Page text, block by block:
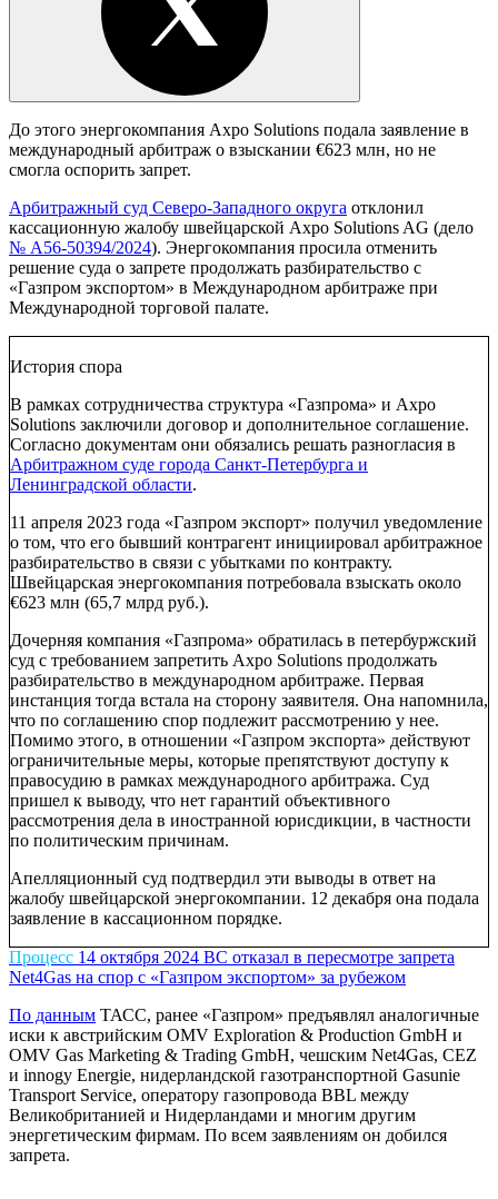
До этого энергокомпания Axpo Solutions подала заявление в
международный арбитраж о взыскании €623 млн, но не
смогла оспорить запрет.
Арбитражный суд Северо-Западного округа отклонил
кассационную жалобу швейцарской Axpo Solutions AG (дело
№ А56-50394/2024). Энергокомпания просила отменить
решение суда о запрете продолжать разбирательство с
«Газпром экспортом» в Международном арбитраже при
Международной торговой палате.
История спора
В рамках сотрудничества структура «Газпрома» и Axpo
Solutions заключили договор и дополнительное соглашение.
Согласно документам они обязались решать разногласия в
Арбитражном суде города Санкт-Петербурга и
Ленинградской области.
11 апреля 2023 года «Газпром экспорт» получил уведомление
о том, что его бывший контрагент инициировал арбитражное
разбирательство в связи с убытками по контракту.
Швейцарская энергокомпания потребовала взыскать около
€623 млн (65,7 млрд руб.).
Дочерняя компания «Газпрома» обратилась в петербуржский
суд с требованием запретить Axpo Solutions продолжать
разбирательство в международном арбитраже. Первая
инстанция тогда встала на сторону заявителя. Она напомнила,
что по соглашению спор подлежит рассмотрению у нее.
Помимо этого, в отношении «Газпром экспорта» действуют
ограничительные меры, которые препятствуют доступу к
правосудию в рамках международного арбитража. Суд
пришел к выводу, что нет гарантий объективного
рассмотрения дела в иностранной юрисдикции, в частности
по политическим причинам.
Апелляционный суд подтвердил эти выводы в ответ на
жалобу швейцарской энергокомпании. 12 декабря она подала
заявление в кассационном порядке.
Процесс 14 октября 2024 ВС отказал в пересмотре запрета
Net4Gas на спор с «Газпром экспортом» за рубежом
По данным ТАСС, ранее «Газпром» предъявлял аналогичные
иски к австрийским OMV Exploration & Production GmbH и
OMV Gas Marketing & Trading GmbH, чешским Net4Gas, CEZ
и innogy Energie, нидерландской газотранспортной Gasunie
Transport Service, оператору газопровода BBL между
Великобританией и Нидерландами и многим другим
энергетическим фирмам. По всем заявлениям он добился
запрета.